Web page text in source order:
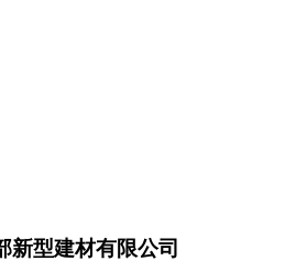
新型建材有限公司